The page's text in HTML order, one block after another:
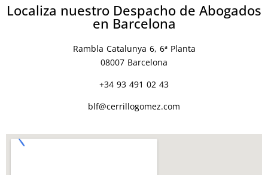
Localiza nuestro Despacho de Abogados
en Barcelona
Rambla Catalunya 6, 6ª Planta
08007 Barcelona
+34 93 491 02 43
blf@cerrillogomez.com